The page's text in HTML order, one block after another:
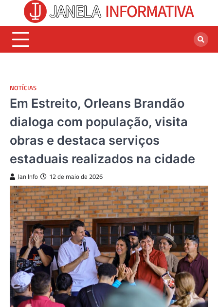
content
NOTÍCIAS
Em Estreito, Orleans Brandão
dialoga com população, visita
obras e destaca serviços
estaduais realizados na cidade
Jan Info 12 de maio de 2026